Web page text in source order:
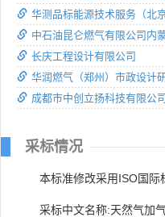
华测品标能源技术服务（北
中石油昆仑燃气有限公司内
长庆工程设计有限公司
华润燃气（郑州）市政设计
成都市中创立扬科技有限公司
采标情况
本标准修改采用ISO国际
采标中文名称:天然气加